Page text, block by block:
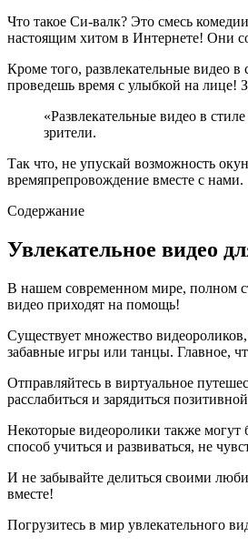
Что такое Си-валк? Это смесь
настоящим хитом в Интернете! Они
Кроме того, развлекательные видео
проведешь время с улыбкой на лице!
«Развлекательные видео в
зрители.
Так что, не упускай возможность
времяпрепровождение вместе с нами.
Содержание
Увлекательное видео
В нашем современном мире, полном
видео приходят на помощь!
Существует множество
забавные игры или танцы. Главное,
Отправляйтесь в виртуальное
расслабиться и зарядиться
Некоторые видеоролики также могут
способ учиться и развиваться, не
И не забывайте делиться своими
вместе!
Погрузитесь в мир увлекательного